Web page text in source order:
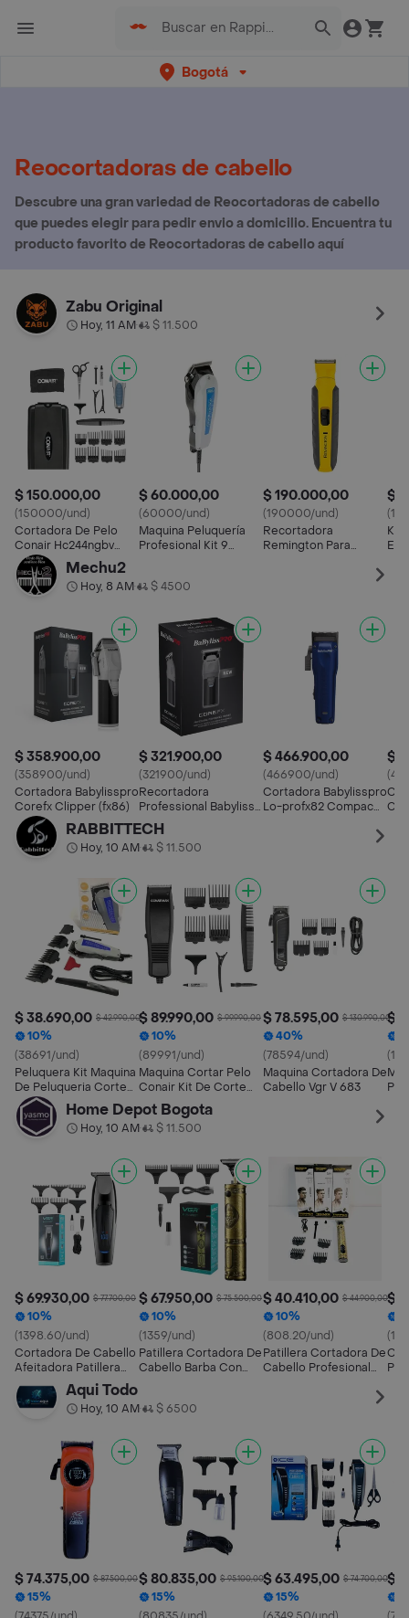
Bogotá
Reocortadoras de cabello
Descubre una gran variedad de Reocortadoras de cabello
que puedes elegir para pedir envio a domicilio. Encuentra tu
producto favorito de Reocortadoras de cabello aquí
Zabu Original
Hoy, 11 AM• $ 11.500
$ 150.000,00
(150000/und)
Cortadora De Pelo
Conair Hc244ngbv
Celeste Y Plata
$ 60.000,00
(60000/und)
Maquina Peluquería
Profesional Kit 9
$ 190.000,00
(190000/und)
Recortadora
Remington Para
$
Kit
Mechu2
Hoy, 8 AM• $ 4500
$ 358.900,00
(358900/und)
Cortadora Babylisspro
Corefx Clipper (fx86)
$ 321.900,00
(321900/und)
Recortadora
Professional Babyliss
Pro Trimmer Corefx
Gris
$ 466.900,00
(466900/und)
Cortadora Babylisspro
Lo-profx82 Compac
$
RABBITTECH
Hoy, 10 AM• $ 11.500
$ 38.690,00 $ 42.990,00
10%
(38691/und)
Peluquera Kit Maquina
De Peluqueria Corte
De Cabello
Profesional
$ 89.990,00 $ 99.990,00
10%
(89991/und)
Maquina Cortar Pelo
Conair Kit De Corte
De Cabello Para
Hombre
$ 78.595,00 $ 130.990,00
40%
(78594/und)
Maquina Cortadora De
Cabello Vgr V 683
$
Home Depot Bogota
Hoy, 10 AM• $ 11.500
$ 69.930,00 $ 77.700,00
10%
(1398.60/und)
Cortadora De Cabello
Afeitadora Patillera
Led Profesional Vgr-
070
$ 67.950,00 $ 75.500,00
10%
(1359/und)
Patillera Cortadora De
Cabello Barba Con
$ 40.410,00 $ 44.900,00
10%
(808.20/und)
Patillera Cortadora De
Cabello Profesional
$
Aqui Todo
Hoy, 10 AM• $ 6500
$ 74.375,00 $ 87.500,00
15%
$ 80.835,00 $ 95.100,00
15%
$ 63.495,00 $ 74.700,00
15%
$